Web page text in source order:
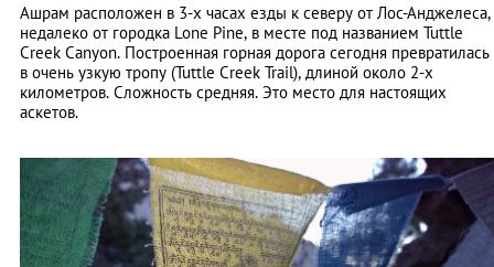
Ашрам расположен в 3-х часах езды к северу от Лос-Анджелеса,
недалеко от городка Lone Pine, в месте под названием Tuttle
Creek Canyon. Построенная горная дорога сегодня превратилась
в очень узкую тропу (Tuttle Creek Trail), длиной около 2-х
километров. Сложность средняя. Это место для настоящих
аскетов.